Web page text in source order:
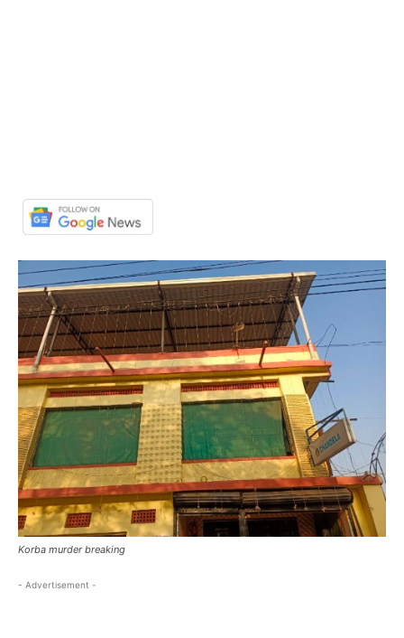
Korba murder breaking
- Advertisement -